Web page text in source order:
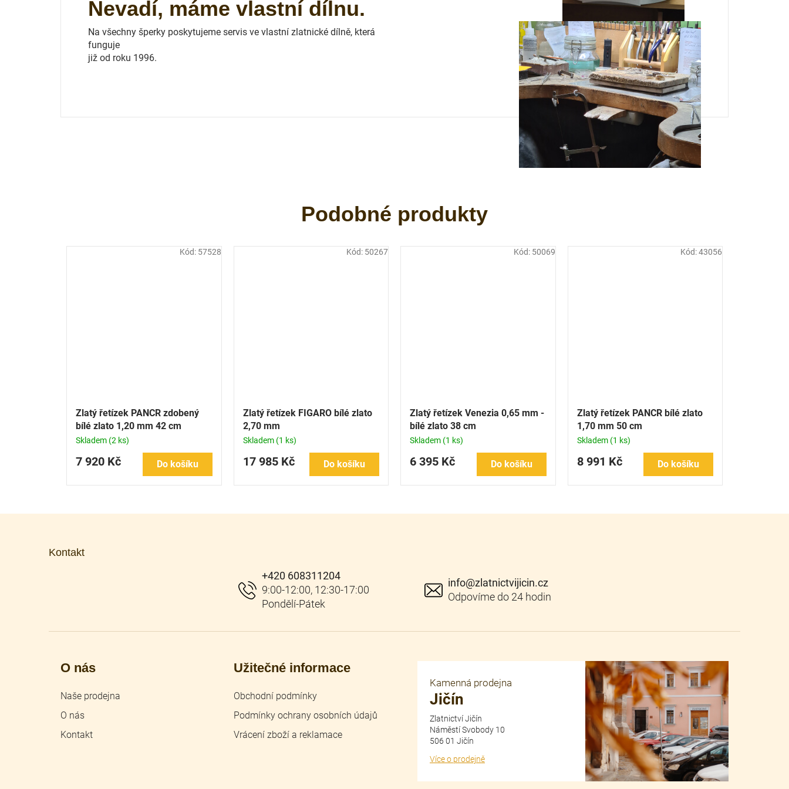
Zlatý řetízek PANCR zdobený
bílé zlato 1,20 mm 42 cm
Skladem (2 ks)
7 920 Kč Do košíku
Kód: 57528
Zlatý řetízek FIGARO bílé zlato
2,70 mm
Skladem (1 ks)
17 985 Kč Do košíku
Kód: 50267
Zlatý řetízek Venezia 0,65 mm -
bílé zlato 38 cm
Skladem (1 ks)
6 395 Kč Do košíku
Kód: 50069
Zlatý řetízek PANCR bílé zlato
1,70 mm 50 cm
Skladem (1 ks)
8 991 Kč Do košíku
Kód:43056
Nevadí, máme vlastní dílnu.
Na všechny šperky poskytujeme servis ve vlastní zlatnické dílně, která
funguje
již od roku 1996.
Kontakt
info@zlatnictvijicin.cz
+420 608311204
O nás
Naše prodejna
O nás
Kontakt
Užitečné informace
Obchodní podmínky
Podmínky ochrany osobních údajů
Vrácení zboží a reklamace
Kamenná prodejna
Jičín
Zlatnictví Jičín
Náměstí Svobody 10
506 01 Jičín
Více o prodejně